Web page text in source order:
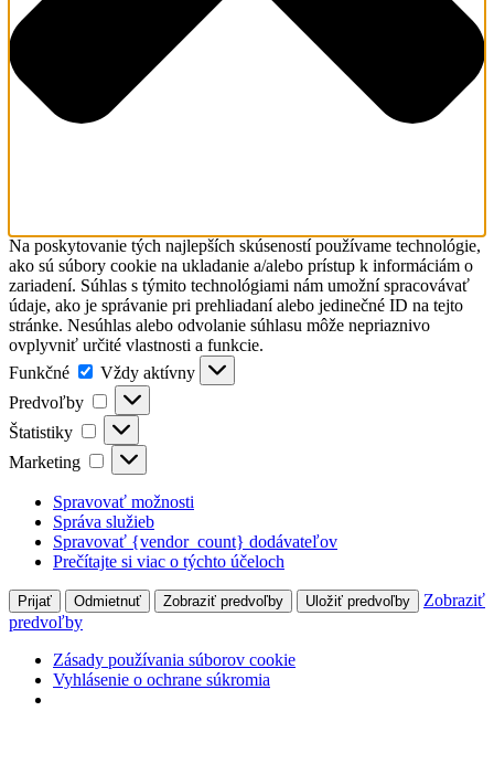
Na poskytovanie tých najlepších skúseností používame technológie,
ako sú súbory cookie na ukladanie a/alebo prístup k informáciám o
zariadení. Súhlas s týmito technológiami nám umožní spracovávať
údaje, ako je správanie pri prehliadaní alebo jedinečné ID na tejto
stránke. Nesúhlas alebo odvolanie súhlasu môže nepriaznivo
ovplyvniť určité vlastnosti a funkcie.
Funkčné
Funkčné
Vždy aktívny
Predvoľby
Predvoľby
Štatistiky Štatistiky
Marketing Marketing
Spravovať možnosti
Správa služieb
Spravovať {vendor_count} dodávateľov
Prečítajte si viac o týchto účeloch
Prijať Odmietnuť Zobraziť predvoľby Uložiť predvoľby
Zobraziť
predvoľby
Zásady používania súborov cookie
Vyhlásenie o ochrane súkromia